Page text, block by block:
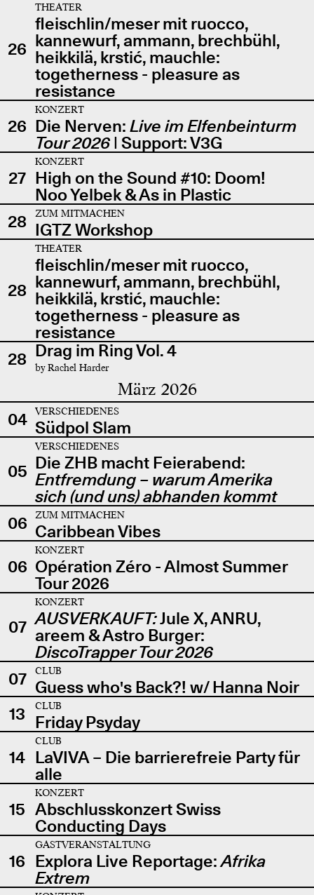
26
THEATER
fleischlin/meser mit ruocco,
kannewurf, ammann, brechbühl,
heikkilä, krstić, mauchle:
togetherness - pleasure as
resistance
26
KONZERT
Die Nerven: Live im Elfenbeinturm
Tour 2026| Support: V3G
27
KONZERT
High on the Sound #10: Doom!
Noo Yelbek & As in Plastic
28
ZUM MITMACHEN
IGTZ Workshop
28
THEATER
fleischlin/meser mit ruocco,
kannewurf, ammann, brechbühl,
heikkilä, krstić, mauchle:
togetherness - pleasure as
resistance
28 Drag im Ring Vol. 4
by Rachel Harder
März 2026
04 VERSCHIEDENES
Südpol Slam
05
VERSCHIEDENES
Die ZHB macht Feierabend:
Entfremdung – warum Amerika
sich (und uns) abhanden kommt
06
ZUM MITMACHEN
Caribbean Vibes
06
KONZERT
Opération Zéro - Almost Summer
Tour 2026
07
KONZERT
AUSVERKAUFT:Jule X, ANRU,
areem & Astro Burger:
DiscoTrapper Tour 2026
07
CLUB
Guess who's Back?! w/ Hanna Noir
13
CLUB
Friday Psyday
14
CLUB
LaVIVA – Die barrierefreie Party für
alle
15
KONZERT
Abschlusskonzert Swiss
Conducting Days
16
GASTVERANSTALTUNG
Explora Live Reportage:Afrika
Extrem